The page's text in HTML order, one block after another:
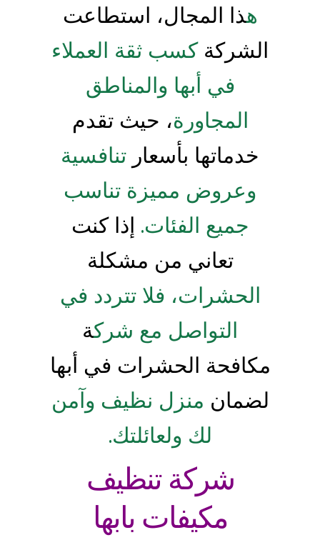
هذا المجال، استطاعت
الشركة كسب ثقة العملاء
في أبها والمناطق
المجاورة، حيث تقدم
خدماتها بأسعار تنافسية
وعروض مميزة تناسب
جميع الفئات. إذا كنت
تعاني من مشكلة
الحشرات، فلا تتردد في
التواصل مع شركة
مكافحة الحشرات في أبها
لضمان منزل نظيف وآمن
لك ولعائلتك.
شركة تنظيف
مكيفات بابها